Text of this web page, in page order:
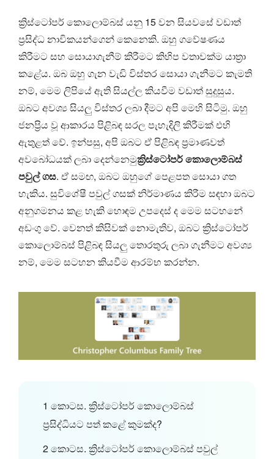
ක්‍රිස්ටෝපර් කොලොම්බස් යනු 15 වන සියවසේ වඩාත්
ප්‍රසිද්ධ නාවිකයන්ගෙන් කෙනෙකි. ඔහු ගවේෂණය
කිරීමට සහ සොයාගැනීම් කිරීමට කිහිප වතාවක්ම යාත්‍රා
කළේය. ඔබ ඔහු ගැන වැඩි විස්තර සොයා ගැනීමට කැමති
නම්, මෙම ලිපියේ ඇති සියල්ල කියවීම වඩාත් සුදුසුය.
ඔබට අවශ්‍ය සියලු විස්තර ලබා දීමට අපි මෙහි සිටිමු. ඔහු
ජනප්‍රිය වූ ආකාරය පිළිබඳ සරල පැහැදිලි කිරීමක් එහි
ඇතුළත් වේ. ඉන්පසු, අපි ඔබට ඒ පිළිබඳ ප්‍රමාණවත්
අවබෝධයක් ලබා දෙන්නෙමුක්‍රිස්ටෝපර් කොලොම්බස්
පවුල් ගස. ඒ සමඟ, ඔබට ඔහුගේ පෙළපත සොයා ගත
හැකිය. සුවිශේෂී පවුල් ගසක් නිර්මාණය කිරීම සඳහා ඔබට
අනුගමනය කළ හැකි හොඳම උපදෙස් ද මෙම සටහනේ
අඩංගු වේ. වෙනත් කිසිවක් නොමැතිව, ඔබට ක්‍රිස්ටෝපර්
කොලොම්බස් පිළිබඳ සියලු තොරතුරු ලබා ගැනීමට අවශ්‍ය
නම්, මෙම සටහන කියවීම ආරම්භ කරන්න.
1 කොටස. ක්‍රිස්ටෝපර් කොලොම්බස්
ප්‍රසිද්ධියට පත් කළේ කුමක්ද?
2 කොටස. ක්‍රිස්ටෝපර් කොලොම්බස් පවුල්